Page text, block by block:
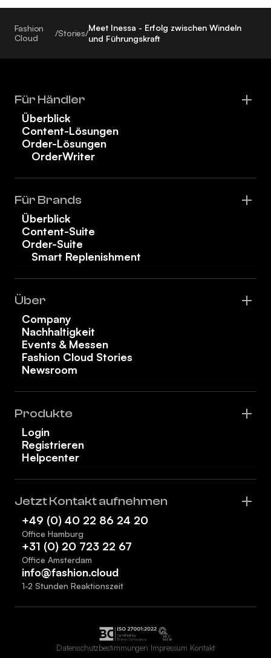
Fashion
Cloud
/Stories/
Meet Inessa - Erfolg zwischen Windeln
und Führungskraft
Für Händler
Überblick
Content-Lösungen
Order-Lösungen
OrderWriter
Für Brands
Überblick
Content-Suite
Order-Suite
Smart Replenishment
Über
Company
Nachhaltigkeit
Events & Messen
Fashion Cloud Stories
Newsroom
Produkte
Login
Registrieren
Helpcenter
Jetzt Kontakt aufnehmen
+49 (0) 40 22 86 24 20
Office Hamburg
+31 (0) 20 723 22 67
Office Amsterdam
info@fashion.cloud
1-2 Stunden Reaktionszeit
Datenschutzbestimmungen Impressum Kontakt